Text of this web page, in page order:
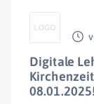
Digitale